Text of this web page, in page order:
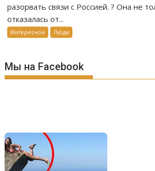
разорвать связи с Россией. ? Она не
отказалась от...
Интересное Люди
Мы на Facebook